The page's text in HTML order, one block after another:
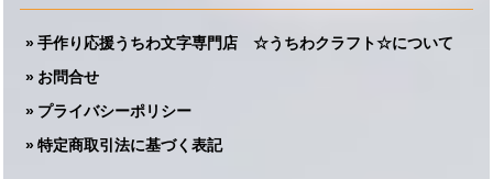
手作り応援うちわ文字専門店 ☆うちわクラフト☆について
お問合せ
プライバシーポリシー
特定商取引法に基づく表記